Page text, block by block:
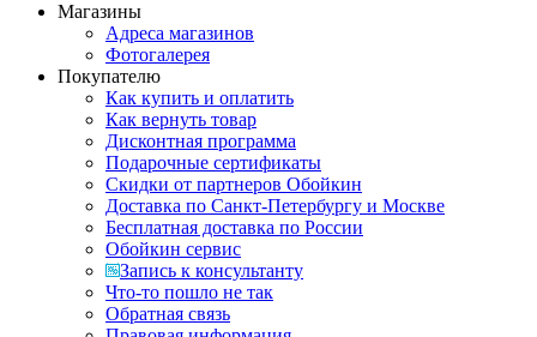
Магазины
Адреса магазинов
Фотогалерея
Покупателю
Как купить и оплатить
Как вернуть товар
Дисконтная программа
Подарочные сертификаты
Скидки от партнеров Обойкин
Доставка по Санкт-Петербургу и Москве
Бесплатная доставка по России
Обойкин сервис
Запись к консультанту
Что-то пошло не так
Обратная связь